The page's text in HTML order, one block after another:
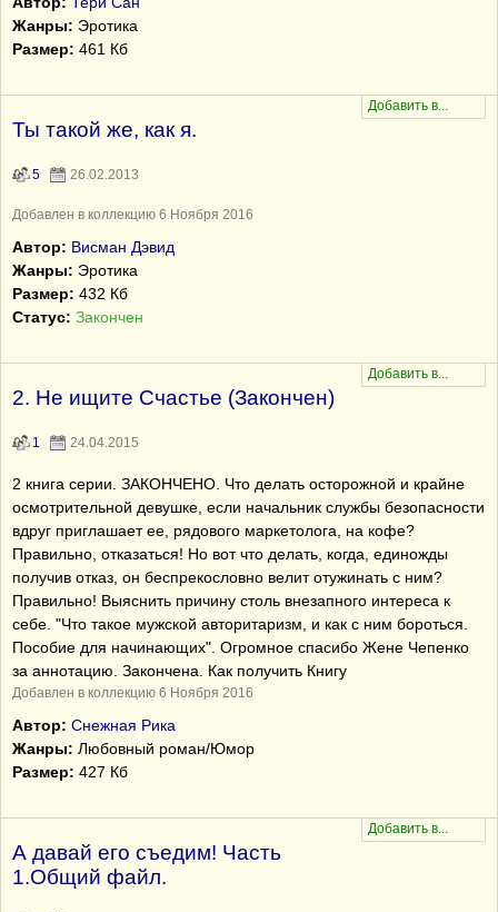
Жанры: Эротика
Размер: 461 Кб
Ты такой же, как я.
5 26.02.2013
Добавлен в коллекцию 6 Ноября 2016
Автор: Висман Дэвид
Жанры: Эротика
Размер: 432 Кб
Статус: Закончен
2. Не ищите Счастье (Закончен)
1 24.04.2015
2 книга серии. ЗАКОНЧЕНО. Что делать осторожной и крайне
осмотрительной девушке, если начальник службы безопасности
вдруг приглашает ее, рядового маркетолога, на кофе?
Правильно, отказаться! Но вот что делать, когда, единожды
получив отказ, он беспрекословно велит отужинать с ним?
Правильно! Выяснить причину столь внезапного интереса к
себе. "Что такое мужской авторитаризм, и как с ним бороться.
Пособие для начинающих". Огромное спасибо Жене Чепенко
за аннотацию. Закончена. Как получить Книгу
Добавлен в коллекцию 6 Ноября 2016
Автор: Снежная Рика
Жанры: Любовный роман/Юмор
Размер: 427 Кб
А давай его съедим! Часть
1.Общий файл.